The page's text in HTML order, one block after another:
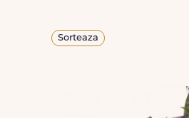
Sorteaza